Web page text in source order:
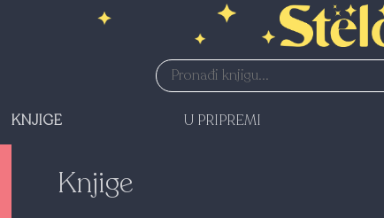
KNJIGE U PRIPREMI
Knjige